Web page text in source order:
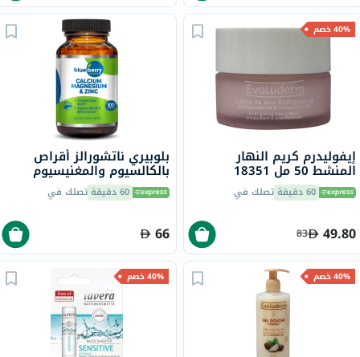
40% خصم
إيفوليدرم كريم النهار
المنشط 50 مل 18351
60 دقيقة تصلك في
49.80
83
بلوبيري ناتشورالز أقراص
بالكالسيوم والمغنيسيوم
والزنك، 100 قطعة60 دقيقة تصلك في
66
40% خصم 40% خصم